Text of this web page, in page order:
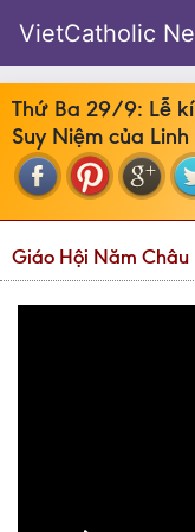
VietCatholic
Thứ Ba 29/9: Lễ
Suy Niệm của
Giáo Hội Năm Châu